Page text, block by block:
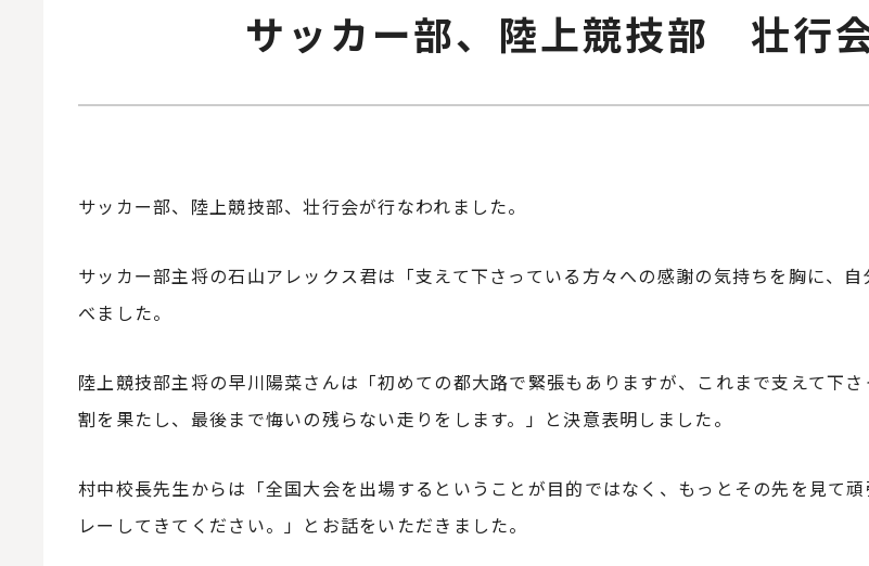
サッカー部、陸上競技部 壮行
サッカー部、陸上競技部、壮行会が行なわれました。
サッカー部主将の石山アレックス君は「支えて下さっている方々への感謝の気持ちを胸に、
べました。
陸上競技部主将の早川陽菜さんは「初めての都大路で緊張もありますが、これまで支えて下
割を果たし、最後まで悔いの残らない走りをします。」と決意表明しました。
村中校長先生からは「全国大会を出場するということが目的ではなく、もっとその先を見て
レーしてきてください。」とお話をいただきました。